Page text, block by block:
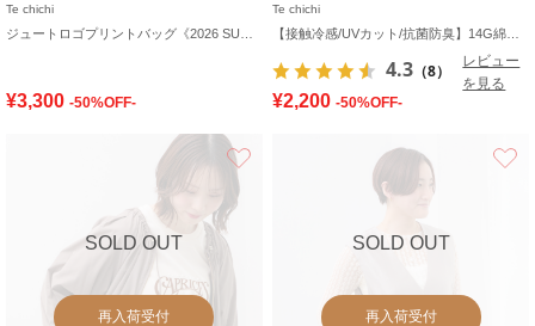
Te chichi
¥3,300 -50%OFF-
Te chichi
4.3 （8）
レビュー
を見る
¥2,200 -50%OFF-
SOLD OUT
再入荷受付
SOLD OUT
再入荷受付